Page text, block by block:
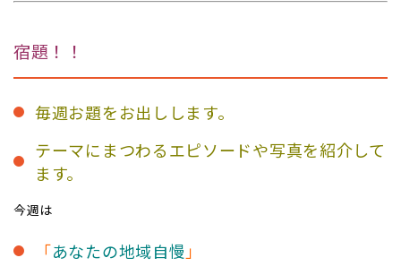
宿題！！
毎週お題をお出しします。
テーマにまつわるエピソードや写真を紹介して
ます。
今週は
「あなたの地域自慢 」